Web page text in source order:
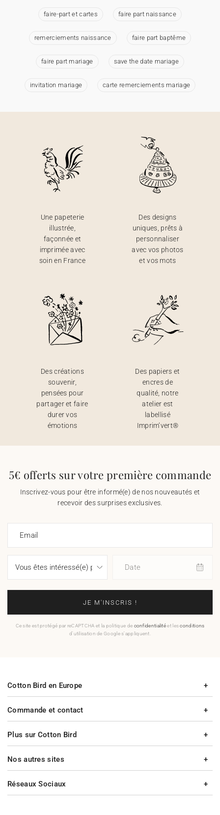
faire-part et cartes faire part naissance
remerciements naissance faire part baptême
faire part mariage save the date mariage
invitation mariage carte remerciements mariage
Une papeterie
illustrée,
façonnée et
imprimée avec
soin en France
Des designs
uniques, prêts à
personnaliser
avec vos photos
et vos mots
Des créations
souvenir,
pensées pour
partager et faire
durer vos
émotions
Des papiers et
encres de
qualité, notre
atelier est
labellisé
Imprim’vert®
5€ offerts sur votre première commande
Inscrivez-vous pour être informé(e) de nos nouveautés et
recevoir des surprises exclusives.
Email
Date
JE M'INSCRIS !
Ce site est protégé par reCAPTCHA et la politique de confidentialitéet lesconditions
d'utilisation de Google s'appliquent.
Commande et contact
Plus sur Cotton Bird
Cotton Bird en Europe
Nos autres sites
Réseaux Sociaux